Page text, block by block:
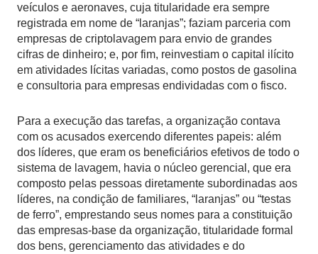
veículos e aeronaves, cuja titularidade era sempre
registrada em nome de “laranjas”; faziam parceria com
empresas de criptolavagem para envio de grandes
cifras de dinheiro; e, por fim, reinvestiam o capital ilícito
em atividades lícitas variadas, como postos de gasolina
e consultoria para empresas endividadas com o fisco.
Para a execução das tarefas, a organização contava
com os acusados exercendo diferentes papeis: além
dos líderes, que eram os beneficiários efetivos de todo o
sistema de lavagem, havia o núcleo gerencial, que era
composto pelas pessoas diretamente subordinadas aos
líderes, na condição de familiares, “laranjas” ou “testas
de ferro”, emprestando seus nomes para a constituição
das empresas-base da organização, titularidade formal
dos bens, gerenciamento das atividades e do